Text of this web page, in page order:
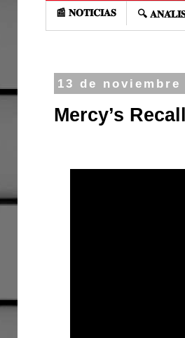
📰 𝐍𝐎𝐓𝐈𝐂𝐈𝐀𝐒 🔍
13 de noviembre
Mercy’s